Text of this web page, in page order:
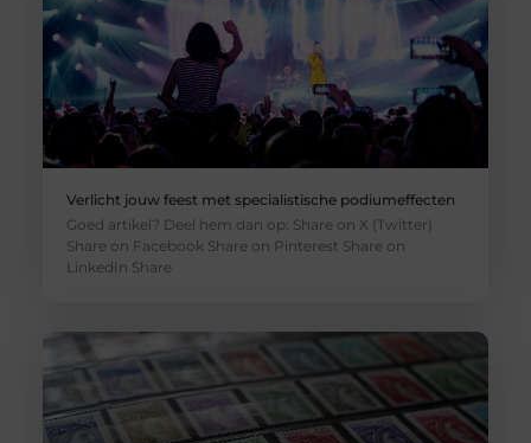
Verlicht jouw feest met specialistische podiumeffecten
Goed artikel? Deel hem dan op: Share on X (Twitter)
Share on Facebook Share on Pinterest Share on
LinkedIn Share